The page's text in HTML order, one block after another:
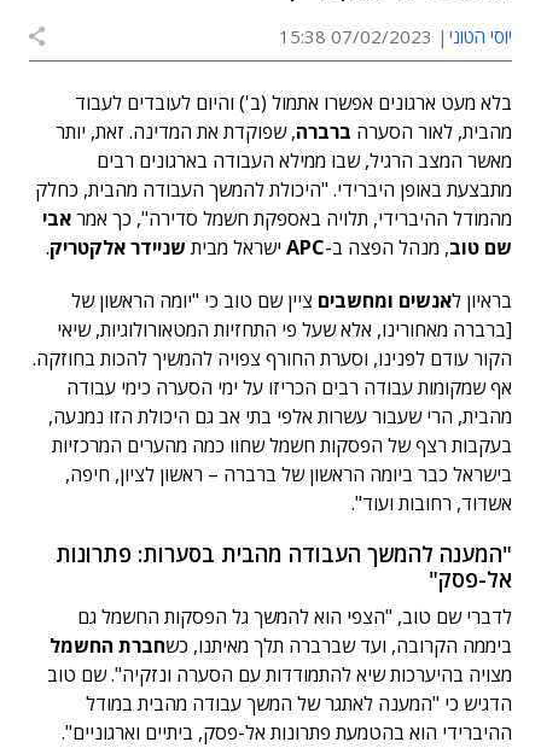
יוסי הטוני 07/02/2023 15:38
בלא מעט ארגונים אפשרו אתמול (ב') והיום לעובדים לעבוד
מהבית, לאור הסערה ברברה, שפוקדת את המדינה. זאת, יותר
מאשר המצב הרגיל, שבו ממילא העבודה בארגונים רבים
מתבצעת באופן היברידי. "היכולת להמשך העבודה מהבית, כחלק
מהמודל ההיברידי, תלויה באספקת חשמל סדירה", כך אמראבי
שם טוב, מנהל הפצה ב-APC ישראל מבית שניידר אלקטריק.
בראיון לאנשים ומחשבים ציין שם טוב כי "יומה הראשון של
[ברברה מאחורינו, אלא שעל פי התחזיות המטאורולוגיות, שיאי
הקור עודם לפנינו, וסערת החורף צפויה להמשיך להכות בחוזקה.
אף שמקומות עבודה רבים הכריזו על ימי הסערה כימי עבודה
מהבית, הרי שעבור עשרות אלפי בתי אב גם היכולת הזו נמנעה,
בעקבות רצף של הפסקות חשמל שחוו כמה מהערים המרכזיות
בישראל כבר ביומה הראשון של ברברה – ראשון לציון, חיפה,
אשדוד, רחובות ועוד".
"המענה להמשך העבודה מהבית בסערות: פתרונות
אל-פסק"
לדברי שם טוב, "הצפי הוא להמשך גל הפסקות החשמל גם
ביממה הקרובה, ועד שברברה תלך מאיתנו, כשחברת החשמל
מצויה בהיערכות שיא להתמודדות עם הסערה ונזקיה". שם טוב
הדגיש כי "המענה לאתגר של המשך עבודה מהבית במודל
ההיברידי הוא בהטמעת פתרונות אל-פסק, ביתיים וארגוניים".